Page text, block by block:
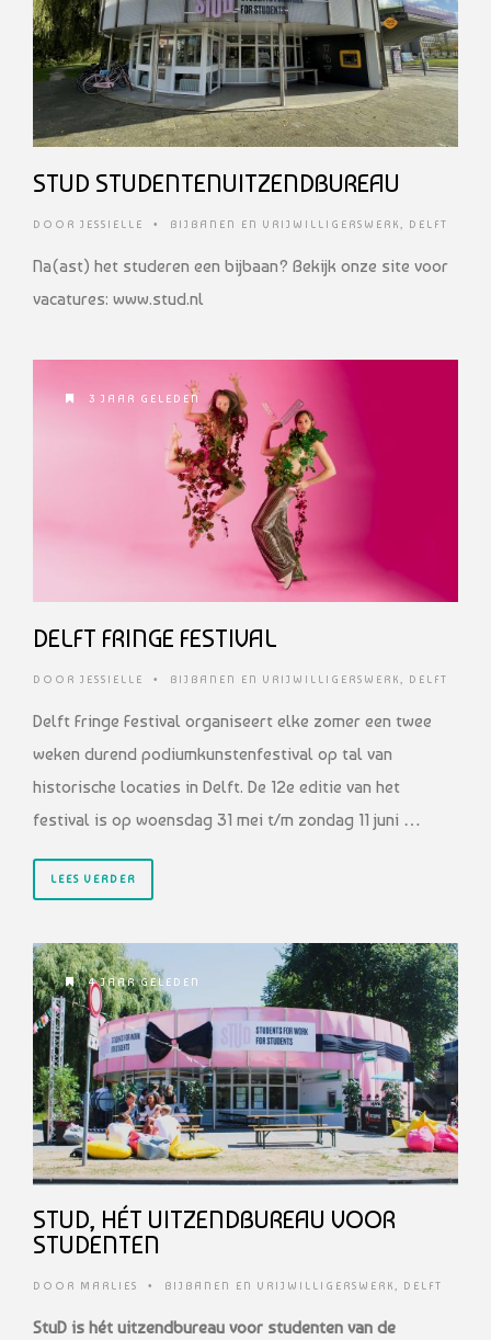
STUD STUDENTENUITZENDBUREAU
DOOR JESSIELLE • BIJBANEN EN VRIJWILLIGERSWERK, DELFT
Na(ast) het studeren een bijbaan? Bekijk onze site voor
vacatures: www.stud.nl
3 JAAR GELEDEN
DELFT FRINGE FESTIVAL
DOOR JESSIELLE • BIJBANEN EN VRIJWILLIGERSWERK, DELFT
Delft Fringe Festival organiseert elke zomer een twee
weken durend podiumkunstenfestival op tal van
historische locaties in Delft. De 12e editie van het
festival is op woensdag 31 mei t/m zondag 11 juni …
LEES VERDER
4 JAAR GELEDEN
STUD, HÉT UITZENDBUREAU VOOR
STUDENTEN
DOOR MARLIES • BIJBANEN EN VRIJWILLIGERSWERK, DELFT
StuD is hét uitzendbureau voor studenten van de